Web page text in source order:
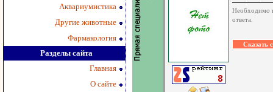
Аквариумистика
Другие животные
Фармакология
Разделы сайта
Главная
О сайте
Необходимо
ответа.